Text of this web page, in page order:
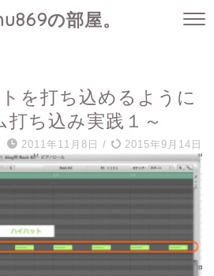
の部屋。
を打ち込めるように
ち込み実践１～
2011年11月8日 / 2015年9月14日